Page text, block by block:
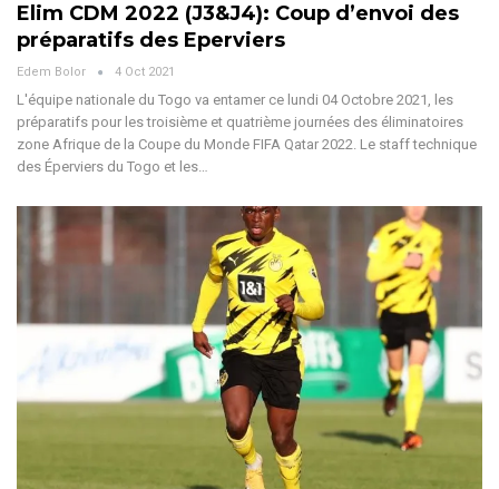
Elim CDM 2022 (J3&J4): Coup d’envoi des
préparatifs des Eperviers
Edem Bolor 4 Oct 2021
L'équipe nationale du Togo va entamer ce lundi 04 Octobre 2021, les
préparatifs pour les troisième et quatrième journées des éliminatoires
zone Afrique de la Coupe du Monde FIFA Qatar 2022. Le staff technique
des Éperviers du Togo et les…